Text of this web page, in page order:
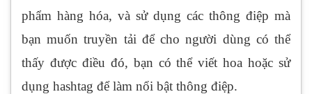
phẩm hàng hóa, và sử dụng các thông điệp mà
bạn muốn truyền tải để cho người dùng có thể
thấy được điều đó, bạn có thể viết hoa hoặc sử
dụng hashtag để làm nổi bật thông điệp.